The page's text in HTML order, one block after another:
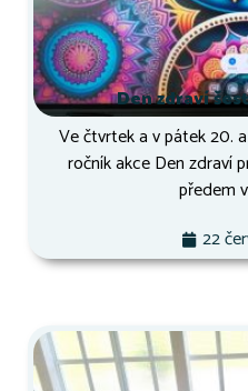
Den zdraví
Ve čtvrtek a v pátek 20.
ročník akce Den zdraví
předem
22